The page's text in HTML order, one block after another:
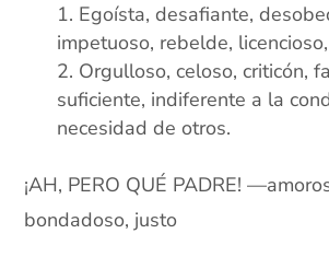
Egoísta, desafiante,
impetuoso, rebelde,
Orgulloso, celoso, criticón,
suficiente, indiferente a la
necesidad de otros.
¡AH, PERO QUÉ PADRE!
bondadoso, justo